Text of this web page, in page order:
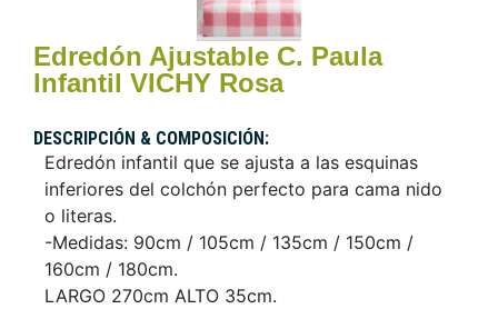
Edredón Ajustable C. Paula
Infantil VICHY Rosa
DESCRIPCIÓN & COMPOSICIÓN:
Edredón infantil que se ajusta a las esquinas
inferiores del colchón perfecto para cama nido
o literas.
-Medidas: 90cm / 105cm / 135cm / 150cm /
160cm / 180cm.
LARGO 270cm ALTO 35cm.